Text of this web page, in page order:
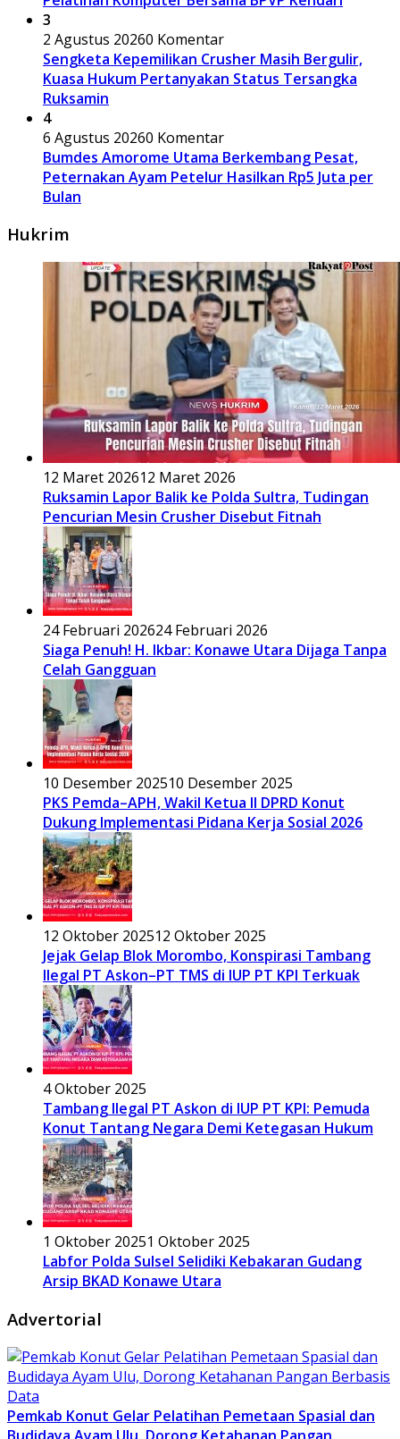
3
2 Agustus 20260 Komentar
Sengketa Kepemilikan Crusher Masih Bergulir,
Kuasa Hukum Pertanyakan Status Tersangka
Ruksamin
4
6 Agustus 20260 Komentar
Bumdes Amorome Utama Berkembang Pesat,
Peternakan Ayam Petelur Hasilkan Rp5 Juta per
Bulan
Hukrim
12 Maret 202612 Maret 2026
Ruksamin Lapor Balik ke Polda Sultra, Tudingan
Pencurian Mesin Crusher Disebut Fitnah
24 Februari 202624 Februari 2026
Siaga Penuh! H. Ikbar: Konawe Utara Dijaga Tanpa
Celah Gangguan
10 Desember 202510 Desember 2025
PKS Pemda–APH, Wakil Ketua II DPRD Konut
Dukung Implementasi Pidana Kerja Sosial 2026
12 Oktober 202512 Oktober 2025
Jejak Gelap Blok Morombo, Konspirasi Tambang
Ilegal PT Askon–PT TMS di IUP PT KPI Terkuak
4 Oktober 2025
Tambang Ilegal PT Askon di IUP PT KPI: Pemuda
Konut Tantang Negara Demi Ketegasan Hukum
1 Oktober 20251 Oktober 2025
Labfor Polda Sulsel Selidiki Kebakaran Gudang
Arsip BKAD Konawe Utara
Advertorial
Pemkab Konut Gelar Pelatihan Pemetaan Spasial dan
Budidaya Ayam Ulu, Dorong Ketahanan Pangan